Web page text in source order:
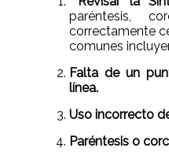
paréntesis,
correctamente
comunes
Falta de un
línea.
Uso incorrecto
Paréntesis o